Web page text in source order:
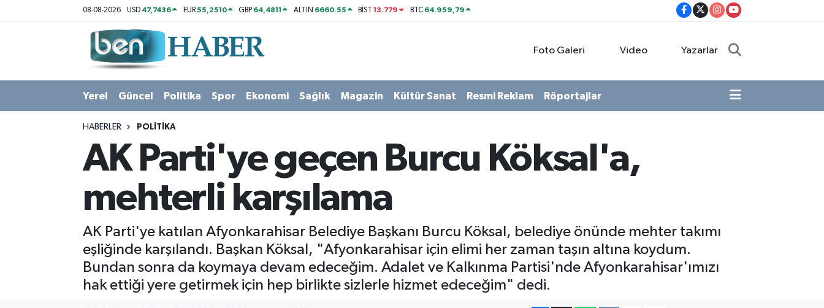
08-08-2026 USD 47,7436 EUR55,2510 GBP 64,4811 ALTIN 6660.55 BİST13.779 BTC 64.959,79
Foto Galeri Video Yazarlar
Yerel Güncel Politika Spor Ekonomi Sağlık Magazin Kültür Sanat Resmi Reklam Röportajlar
HABERLER POLITIKA
AK Parti'ye geçen Burcu Köksal'a,
mehterli karşılama
AK Parti'ye katılan Afyonkarahisar Belediye Başkanı Burcu Köksal, belediye önünde mehter takımı
eşliğinde karşılandı. Başkan Köksal, "Afyonkarahisar için elimi her zaman taşın altına koydum.
Bundan sonra da koymaya devam edeceğim. Adalet ve Kalkınma Partisi'nde Afyonkarahisar'ımızı
hak ettiği yere getirmek için hep birlikte sizlerle hizmet edeceğim" dedi.
Politika
Kültür Sanat
Hava Durumu
Süper Lig Puan Durumu ve Fikstür
Son Dakika Haberleri